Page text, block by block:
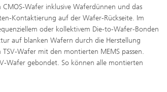
Wafer inklusive Waferdünnen und das
Kontaktierung auf der Wafer-Rückseite. Im
oder kollektivem Die-to-Wafer-Bonden
auf blanken Wafern durch die Herstellung
Wafer mit den montierten MEMS passen.
Wafer gebondet. So können alle montierten